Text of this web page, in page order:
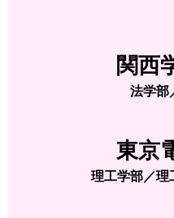
関西
法学部
東京
理工学部／理